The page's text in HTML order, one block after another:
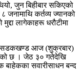
जुन बिहीबार सकिएको
जनामाथि कर्तव्य ज्यानको
लागेकाहरू धरौटीमा
सडकखण्ड आज (शुक्रबार)
छ । जेठ ३० गतेदेखि
बाहेकका सवारीसाधन बन्द